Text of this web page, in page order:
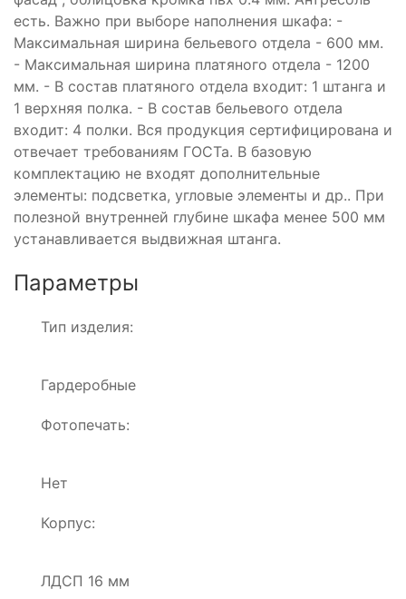
есть. Важно при выборе наполнения шкафа: -
Максимальная ширина бельевого отдела - 600 мм.
- Максимальная ширина платяного отдела - 1200
мм. - В состав платяного отдела входит: 1 штанга и
1 верхняя полка. - В состав бельевого отдела
входит: 4 полки. Вся продукция сертифицирована и
отвечает требованиям ГОСТа. В базовую
комплектацию не входят дополнительные
элементы: подсветка, угловые элементы и др.. При
полезной внутренней глубине шкафа менее 500 мм
устанавливается выдвижная штанга.
Параметры
Тип изделия:
Гардеробные
Фотопечать:
Нет
Корпус:
ЛДСП 16 мм